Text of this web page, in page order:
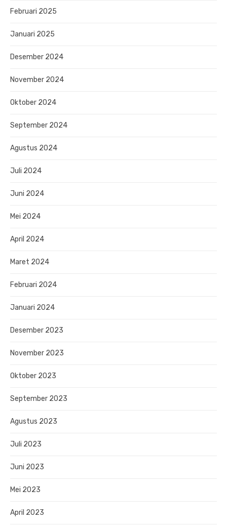
Februari 2025
Januari 2025
Desember 2024
November 2024
Oktober 2024
September 2024
Agustus 2024
Juli 2024
Juni 2024
Mei 2024
April 2024
Maret 2024
Februari 2024
Januari 2024
Desember 2023
November 2023
Oktober 2023
September 2023
Agustus 2023
Juli 2023
Juni 2023
Mei 2023
April 2023